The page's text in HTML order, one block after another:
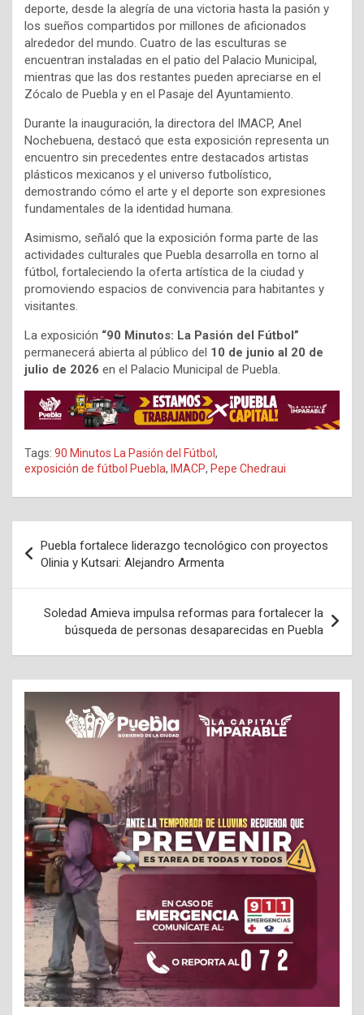
deporte, desde la alegría de una victoria hasta la pasión y
los sueños compartidos por millones de aficionados
alrededor del mundo. Cuatro de las esculturas se
encuentran instaladas en el patio del Palacio Municipal,
mientras que las dos restantes pueden apreciarse en el
Zócalo de Puebla y en el Pasaje del Ayuntamiento.
Durante la inauguración, la directora del IMACP, Anel
Nochebuena, destacó que esta exposición representa un
encuentro sin precedentes entre destacados artistas
plásticos mexicanos y el universo futbolístico,
demostrando cómo el arte y el deporte son expresiones
fundamentales de la identidad humana.
Asimismo, señaló que la exposición forma parte de las
actividades culturales que Puebla desarrolla en torno al
fútbol, fortaleciendo la oferta artística de la ciudad y
promoviendo espacios de convivencia para habitantes y
visitantes.
La exposición “90 Minutos: La Pasión del Fútbol”
permanecerá abierta al público del 10 de junio al 20 de
julio de 2026 en el Palacio Municipal de Puebla.
Tags: 90 Minutos La Pasión del Fútbol ,
exposición de fútbol Puebla, IMACP, Pepe Chedraui
de
entradas
Puebla fortalece liderazgo tecnológico con proyectos
Olinia y Kutsari: Alejandro Armenta
Soledad Amieva impulsa reformas para fortalecer la
búsqueda de personas desaparecidas en Puebla